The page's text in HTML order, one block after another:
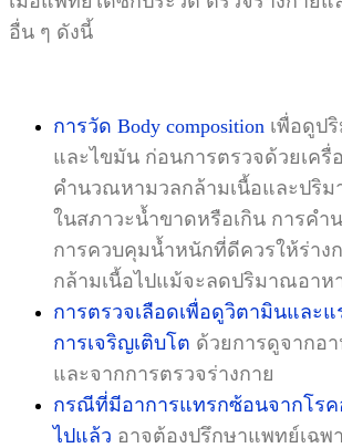
อื่น ๆ ดังนี้
การวัด Body composition เพื่อดูป
และไขมัน ก่อนการตรวจด้วยเครื่
คำนวณหามวลกล้ามเนื้อและปริ
ในสภาวะน้ำขาดหรือเกิน การค
การควบคุมน้ำหนักที่ดีควรให้ร่าง
กล้ามเนื้อไปแม้จะลดปริมาณอาห
การตรวจเลือดเพื่อดูวิตามินและ
การเจริญเติบโต ด้วยการดูจากอ
และจากการตรวจร่างกาย
กรณีที่มีอาการแทรกซ้อนจากโรค
ไปแล้ว อาจต้องปรึกษาแพทย์เฉพ